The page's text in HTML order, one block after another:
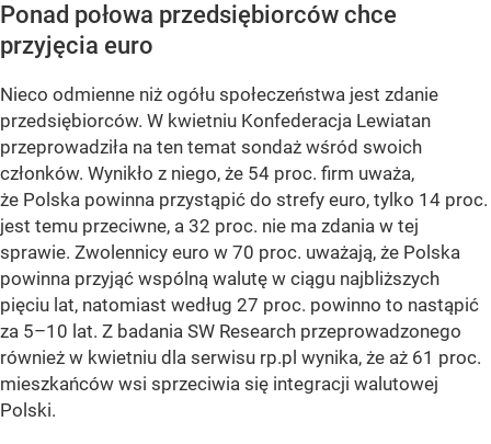
Ponad połowa przedsiębiorców chce
przyjęcia euro
Nieco odmienne niż ogółu społeczeństwa jest zdanie
przedsiębiorców. W kwietniu Konfederacja Lewiatan
przeprowadziła na ten temat sondaż wśród swoich
członków. Wynikło z niego, że 54 proc. firm uważa,
że Polska powinna przystąpić do strefy euro, tylko 14 proc.
jest temu przeciwne, a 32 proc. nie ma zdania w tej
sprawie. Zwolennicy euro w 70 proc. uważają, że Polska
powinna przyjąć wspólną walutę w ciągu najbliższych
pięciu lat, natomiast według 27 proc. powinno to nastąpić
za 5–10 lat. Z badania SW Research przeprowadzonego
również w kwietniu dla serwisu rp.pl wynika, że aż 61 proc.
mieszkańców wsi sprzeciwia się integracji walutowej
Polski.